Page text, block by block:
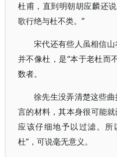
杜甫，直到明朝胡应麟还
歌行绝与杜不类。”
宋代还有些人虽相信
并不像杜，是“本于老杜而
数者。
徐先生没弄清楚这些
言的材料，其本身很可能
应该仔细地予以过滤。所
杜”，可说毫无意义。